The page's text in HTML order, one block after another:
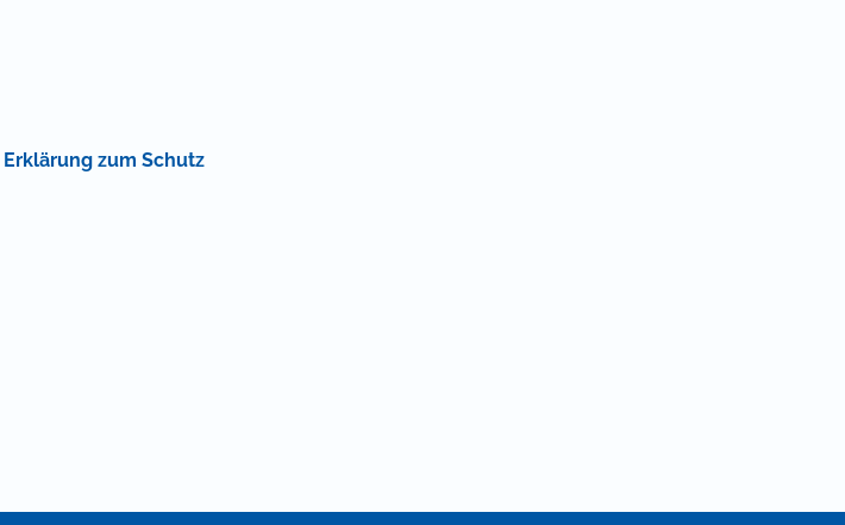
Erklärung zum Schutz